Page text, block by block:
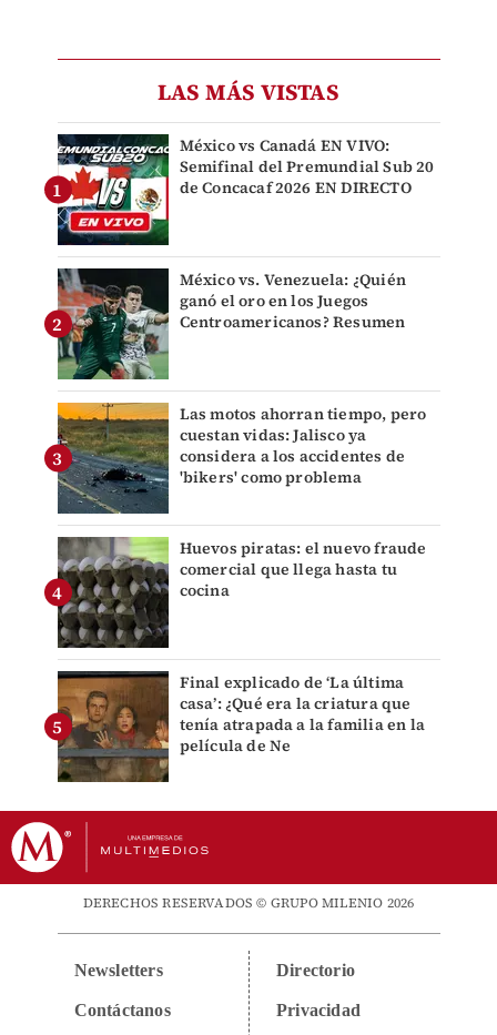
LAS MÁS VISTAS
México vs Canadá EN VIVO:
Semifinal del Premundial Sub 20
de Concacaf 2026 EN DIRECTO
México vs. Venezuela: ¿Quién
ganó el oro en los Juegos
Centroamericanos? Resumen
Las motos ahorran tiempo, pero
cuestan vidas: Jalisco ya
considera a los accidentes de
'bikers' como problema
Huevos piratas: el nuevo fraude
comercial que llega hasta tu
cocina
Final explicado de ‘La última
casa’: ¿Qué era la criatura que
tenía atrapada a la familia en la
película de Ne
DERECHOS RESERVADOS © GRUPO MILENIO 2026
Newsletters
Contáctanos
Directorio
Privacidad